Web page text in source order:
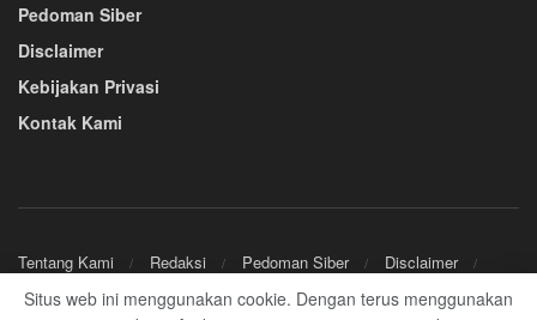
Pedoman Siber
Disclaimer
Kebijakan Privasi
Kontak Kami
Tentang Kami Redaksi Pedoman Siber
Disclaimer
Situs web ini menggunakan cookie. Dengan terus menggunakan